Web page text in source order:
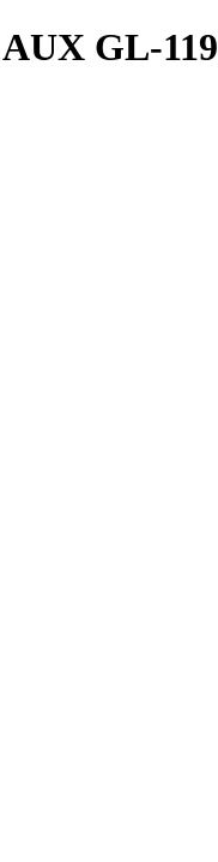
GL-119